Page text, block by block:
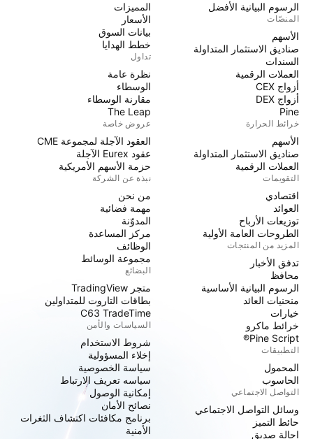
الرسوم البيانية الأفضل
المنصّات
الأسهم
صناديق الاستثمار المتداولة
السندات
العملات الرقمية
أزواج CEX
أزواج DEX
Pine
خرائط الحرارة
الأسهم
صناديق الاستثمار المتداولة
العملات الرقمية
التقويمات
اقتصادي
العوائد
توزيعات الأرباح
الطروحات العامة الأولية
المزيد من المنتجات
تدفق الأخبار
محافظ
الرسوم البيانية الأساسية
منحنيات العائد
خيارات
خرائط ماكرو
Pine Script®
التطبيقات
المحمول
الحاسوب
التواصل الاجتماعي
وسائل التواصل الاجتماعي
حائط التميز
إحالة صديق
المميزات
الأسعار
بيانات السوق
خطط الهدايا
تداول
نظرة عامة
الوسطاء
مقارنة الوسطاء
The Leap
عروض خاصة
العقود الآجلة لمجموعة CME
عقود Eurex الآجلة
حزمة الأسهم الأمريكية
نبذة عن الشركة
من نحن
مهمة فضائية
المدوّنة
مركز المساعدة
الوظائف
مجموعة الوسائط
البضائع
متجر TradingView
بطاقات التاروت للمتداولين
C63 TradeTime
السياسات والأمن
شروط الاستخدام
إخلاء المسؤولية
سياسة الخصوصية
سياسه تعريف الارتباط
إمكانية الوصول
نصائح الأمان
برنامج مكافئات اكتشاف الثغرات
الأمنية